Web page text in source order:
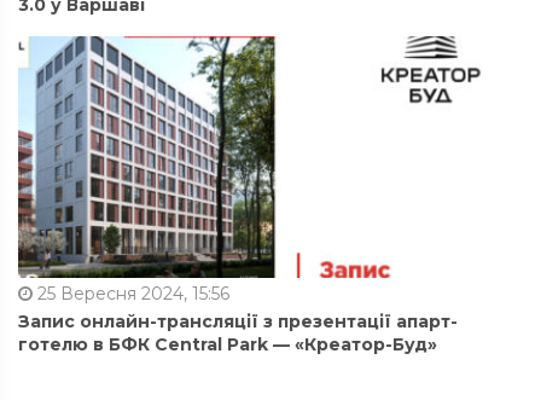
3.0 у Варшаві
25 Вересня 2024, 15:56
Запис онлайн-трансляції з презентації апарт-
готелю в БФК Central Park — «Креатор-Буд»